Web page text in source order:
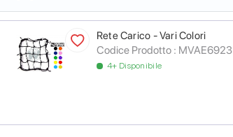
Rete Carico - Vari Colori
Codice Prodotto : MVAE6923
4+ Disponibile